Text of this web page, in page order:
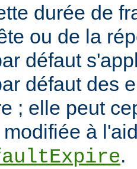
durée de
ou de la
défaut
défaut des
; elle peut
à
.